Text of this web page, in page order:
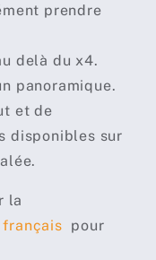
prendre
delà du x4.
panoramique.
et de
disponibles sur
la
pour